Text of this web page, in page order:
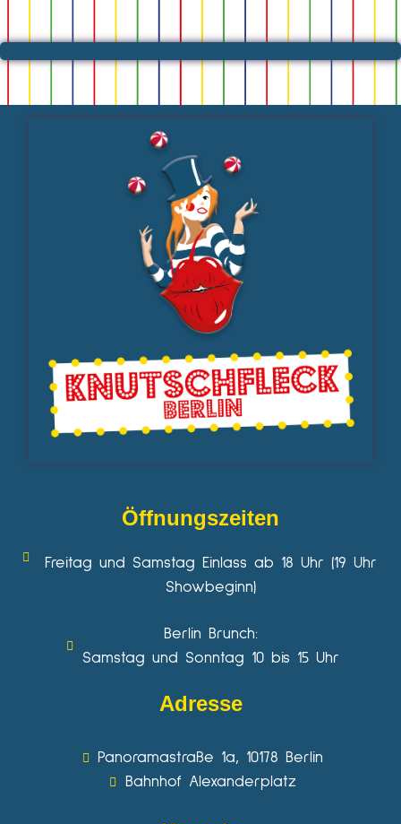
Öffnungszeiten
Freitag und Samstag Einlass ab 18 Uhr (19 Uhr
Showbeginn)
Berlin Brunch:
Samstag und Sonntag 10 bis 15 Uhr
Adresse
Panoramastraße 1a, 10178 Berlin
Bahnhof Alexanderplatz